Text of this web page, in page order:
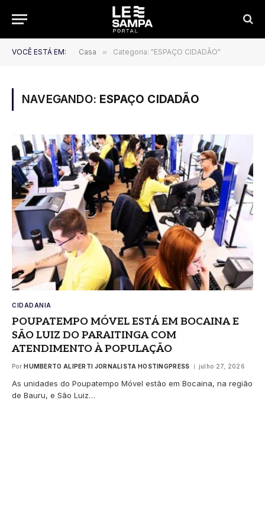
VOCÊ ESTÁ EM: Casa » Categoria: "ESPAÇO CIDADÃO"
NAVEGANDO: ESPAÇO CIDADÃO
CIDADANIA
POUPATEMPO MÓVEL ESTÁ EM BOCAINA E
SÃO LUIZ DO PARAITINGA COM
ATENDIMENTO À POPULAÇÃO
Por HUMBERTO ALIPERTI JORNALISTA HOSTINGPRESS julho 27, 2026
As unidades do Poupatempo Móvel estão em Bocaina, na região
de Bauru, e São Luiz…